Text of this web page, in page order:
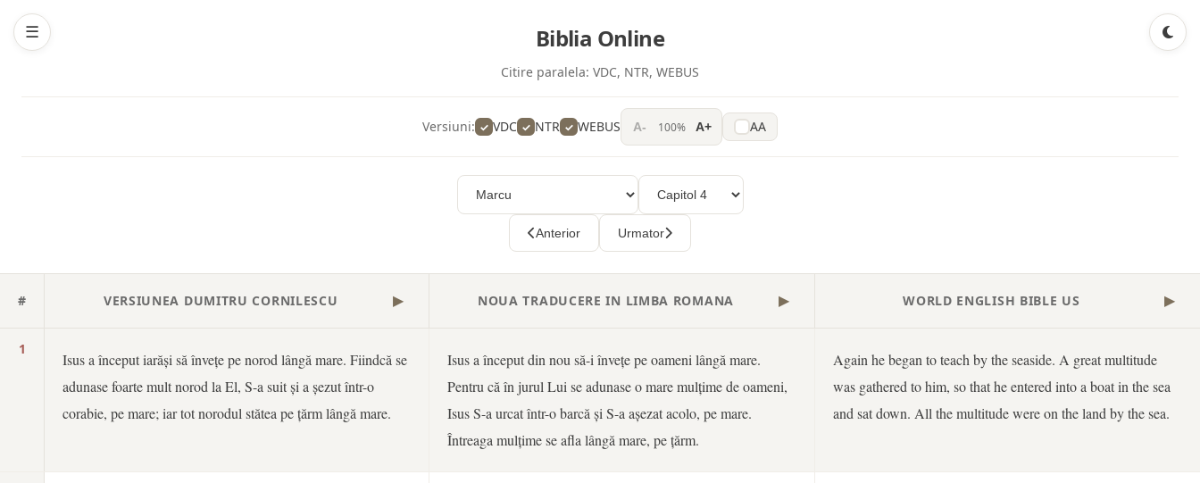
☰ Biblia Online
Citire paralela: VDC, NTR, WEBUS
Versiuni: VDC NTR WEBUS A- 100% A+ AA
Anterior Urmator
# VERSIUNEA DUMITRU CORNILESCU ▶ NOUA TRADUCERE IN LIMBA ROMANA ▶ WORLD ENGLISH BIBLE US ▶
1
Isus a început iarăși să învețe pe norod lângă mare. Fiindcă se
adunase foarte mult norod la El, S-a suit și a șezut într-o
corabie, pe mare; iar tot norodul stătea pe țărm lângă mare.
Isus a început din nou să-i învețe pe oameni lângă mare.
Pentru că în jurul Lui se adunase o mare mulțime de oameni,
Isus S-a urcat într-o barcă și S-a așezat acolo, pe mare.
Întreaga mulțime se afla lângă mare, pe țărm.
Again he began to teach by the seaside. A great multitude
was gathered to him, so that he entered into a boat in the sea
and sat down. All the multitude were on the land by the sea.